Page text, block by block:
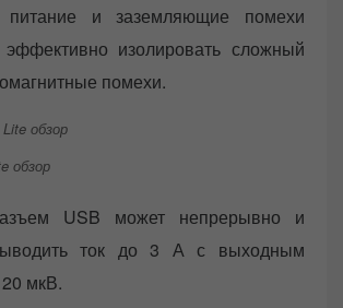
питание и заземляющие помехи
эффективно изолировать сложный
помехи.
обзор
USB может непрерывно и
ток до 3 А с выходным
мкВ.